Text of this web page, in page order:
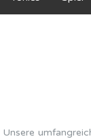
Unsere